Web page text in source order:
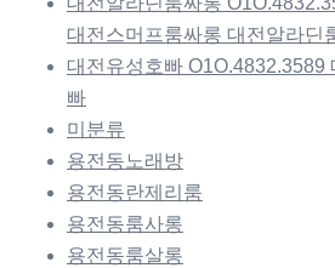
대전스머프룸싸롱 대전알라딘
대전유성호빠 O1O.4832.3589
빠
미분류
용전동노래방
용전동란제리룸
용전동룸사롱
용전동룸살롱